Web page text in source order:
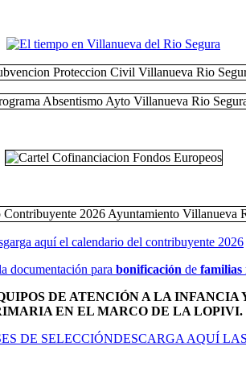
aquí el calendario del contribuyente 2026
documentación para bonificación de familias
DE ATENCIÓN A LA
EN EL MARCO DE LA LOPIVI.
DE SELECCIÓNDESCARGA AQUÍ